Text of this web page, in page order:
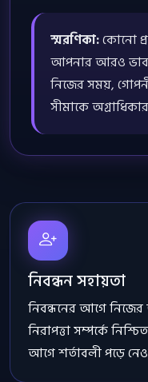
স্মরণিকা:কোনো
আপনার আরও
নিজের সময়,
সীমাকে
নিবন্ধন সহায়তা
নিবন্ধনের আগে নিজের
নিরাপত্তা সম্পর্কে
আগে শর্তাবলী পড়ে